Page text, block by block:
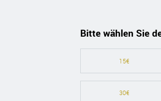
Bitte wählen Sie
15€
30€